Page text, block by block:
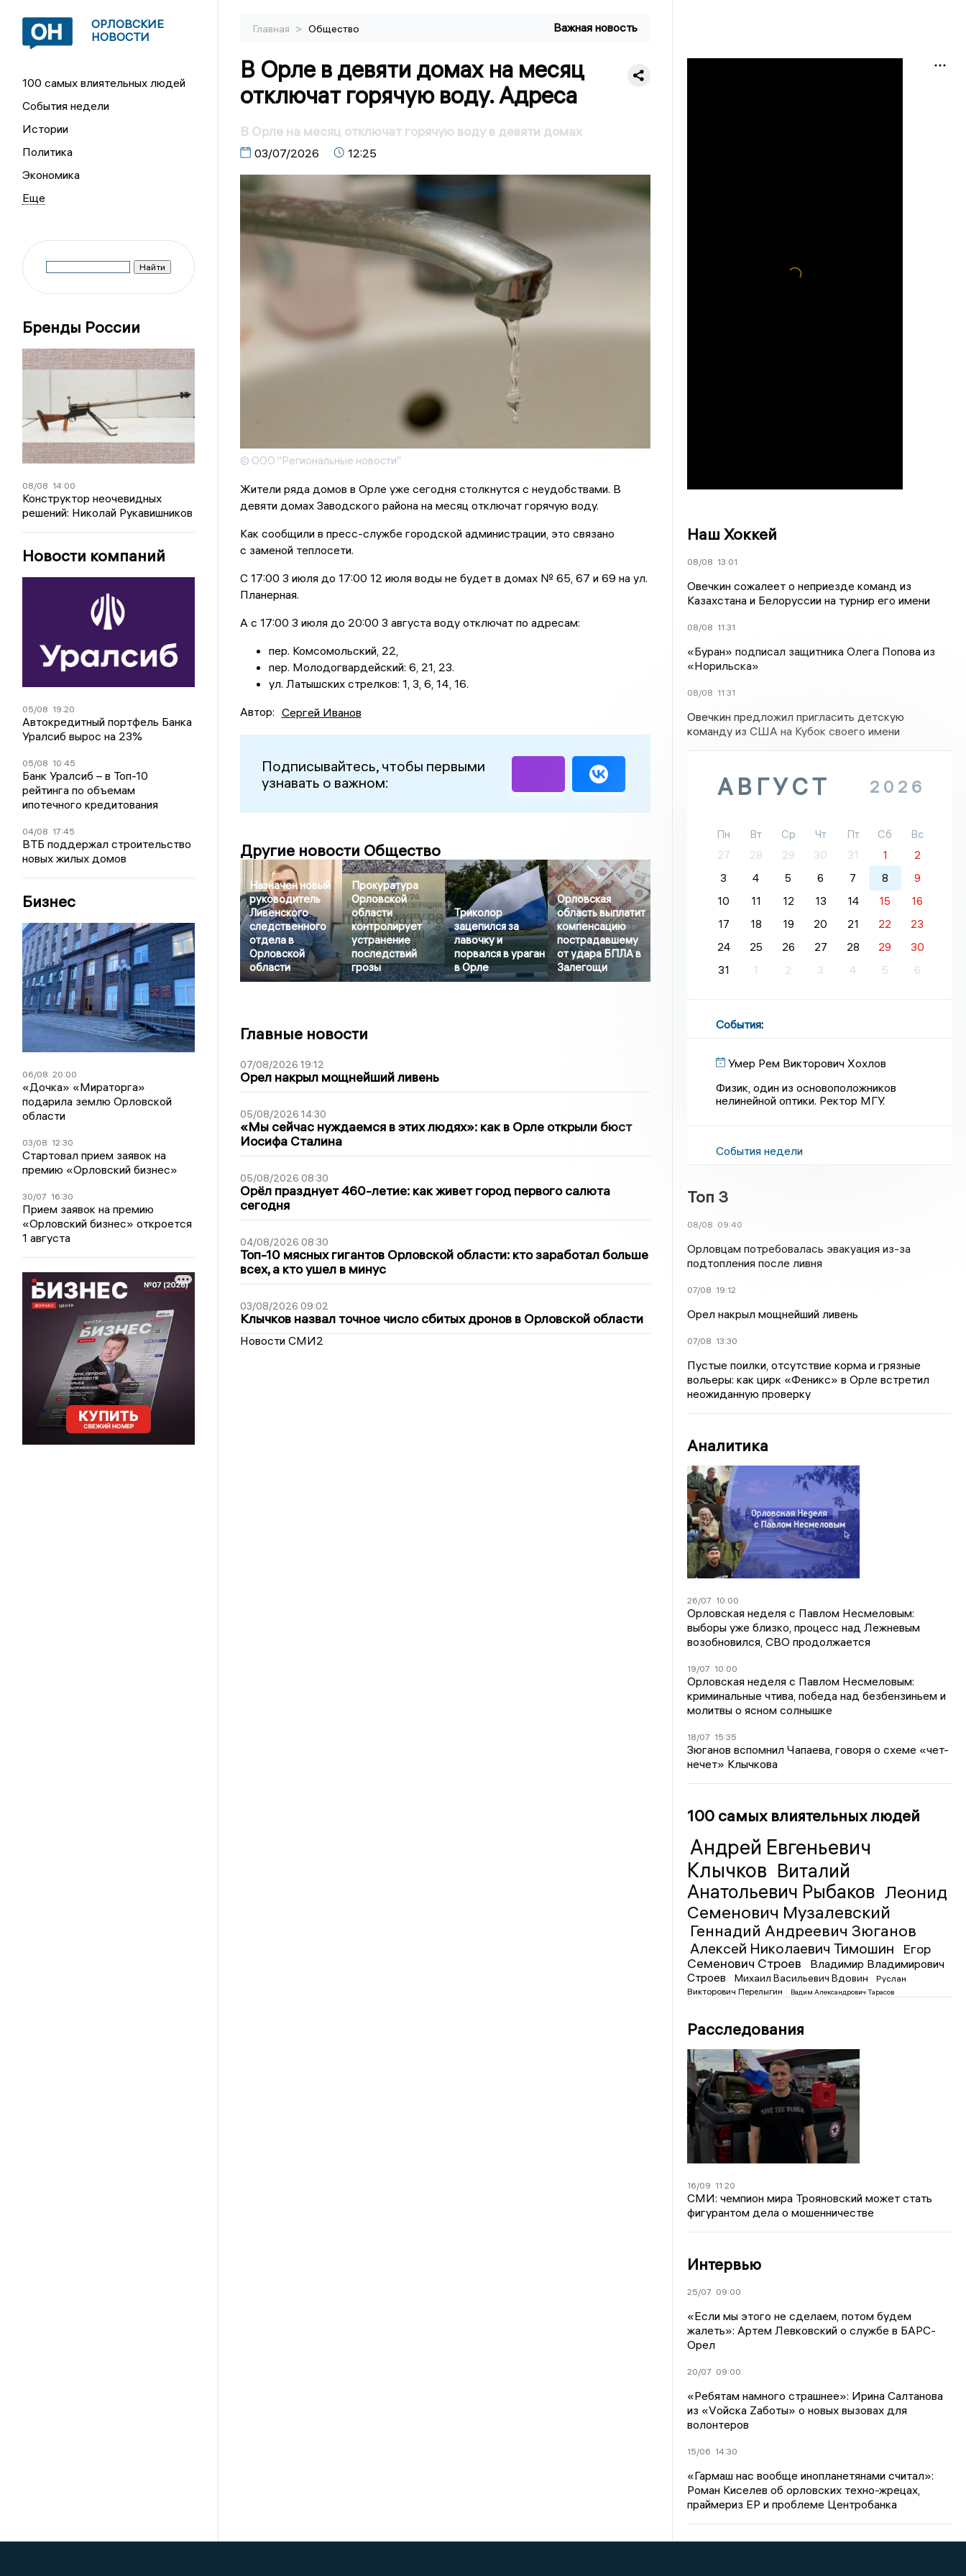
ОРЛОВСКИЕ
НОВОСТИ
100 самых влиятельных людей
События недели
Истории
Политика
Экономика
Бренды России
08/08 14:00
Конструктор неочевидных
решений: Николай Рукавишников
Новости компаний
05/08 19:20
Автокредитный портфель Банка
Уралсиб вырос на 23%
05/08 10:45
Банк Уралсиб – в Топ-10
рейтинга по объемам
ипотечного кредитования
04/08 17:45
ВТБ поддержал строительство
новых жилых домов
Бизнес
06/08 20:00
«Дочка» «Мираторга»
подарила землю Орловской
области
03/08 12:30
Стартовал прием заявок на
премию «Орловский бизнес»
30/07 16:30
Прием заявок на премию
«Орловский бизнес» откроется
1 августа
Главная > Общество Важная новость
В Орле в девяти домах на месяц
отключат горячую воду. Адреса
В Орле на месяц отключат горячую воду в девяти домах
03/07/2026 12:25
© ООО "Региональные новости"
Жители ряда домов в Орле уже сегодня столкнутся с неудобствами. В
девяти домах Заводского района на месяц отключат горячую воду.
Как сообщили в пресс-службе городской администрации, это связано
с заменой теплосети.
С 17:00 3 июля до 17:00 12 июля воды не будет в домах № 65, 67 и 69 на ул.
Планерная.
А с 17:00 3 июля до 20:00 3 августа воду отключат по адресам:
пер. Комсомольский, 22,
пер. Молодогвардейский: 6, 21, 23.
ул. Латышских стрелков: 1, 3, 6, 14, 16.
Автор: Сергей Иванов
Подписывайтесь, чтобы первыми
узнавать о важном:
Другие новости Общество
Назначен новый
руководитель
Ливенского
следственного
отдела в
Орловской
области
Прокуратура
Орловской
области
контролирует
устранение
последствий
грозы
Триколор
зацепился за
лавочку и
порвался в ураган
в Орле
Орловская
область выплатит
компенсацию
пострадавшему
от удара БПЛА в
Залегощи
Главные новости
07/08/2026 19:12
Орел накрыл мощнейший ливень
05/08/2026 14:30
«Мы сейчас нуждаемся в этих людях»: как в Орле открыли бюст
Иосифа Сталина
05/08/2026 08:30
Орёл празднует 460-летие: как живет город первого салюта
сегодня
04/08/2026 08:30
Топ-10 мясных гигантов Орловской области: кто заработал больше
всех, а кто ушел в минус
03/08/2026 09:02
Клычков назвал точное число сбитых дронов в Орловской области
Новости СМИ2
Наш Хоккей
08/08 13:01
Овечкин сожалеет о неприезде команд из
Казахстана и Белоруссии на турнир его имени
08/08 11:31
«Буран» подписал защитника Олега Попова из
«Норильска»
08/08 11:31
Овечкин предложил пригласить детскую
команду из США на Кубок своего имени
АВГУСТ 2026
Пн Вт Ср Чт Пт Сб
Вс
27
28 29 30 31 1
2
3
4 5 6 7 8
9
10
11 12 13 14 15
16
17
18 19 20 21 22
23
24
25 26 27 28 29
30
31
1 2 3 4 5 6
События:
Умер Рем Викторович Хохлов
Физик, один из основоположников
нелинейной оптики. Ректор МГУ.
События недели
Топ 3
08/08 09:40
Орловцам потребовалась эвакуация из-за
подтопления после ливня
07/08 19:12
Орел накрыл мощнейший ливень
07/08 13:30
Пустые поилки, отсутствие корма и грязные
вольеры: как цирк «Феникс» в Орле встретил
неожиданную проверку
Аналитика
26/07 10:00
Орловская неделя с Павлом Несмеловым:
выборы уже близко, процесс над Лежневым
возобновился, СВО продолжается
19/07 10:00
Орловская неделя с Павлом Несмеловым:
криминальные чтива, победа над безбензиньем и
молитвы о ясном солнышке
18/07 15:35
Зюганов вспомнил Чапаева, говоря о схеме «чет-
нечет» Клычкова
100 самых влиятельных людей
Андрей Евгеньевич
Клычков Виталий
Анатольевич Рыбаков Леонид
Семенович Музалевский
Геннадий Андреевич Зюганов
Алексей Николаевич Тимошин
Егор
Семенович Строев
Владимир Владимирович
Строев
Михаил Васильевич Вдовин
Руслан
Викторович Перелыгин
Вадим Александрович Тарасов
Расследования
16/09 11:20
СМИ: чемпион мира Трояновский может стать
фигурантом дела о мошенничестве
Интервью
25/07 09:00
«Если мы этого не сделаем, потом будем
жалеть»: Артем Левковский о службе в БАРС-
Орел
20/07 09:00
«Ребятам намного страшнее»: Ирина Салтанова
из «Vойска Zаботы» о новых вызовах для
волонтеров
15/06 14:30
«Гармаш нас вообще инопланетянами считал»:
Роман Киселев об орловских техно-жрецах,
праймериз ЕР и проблеме Центробанка